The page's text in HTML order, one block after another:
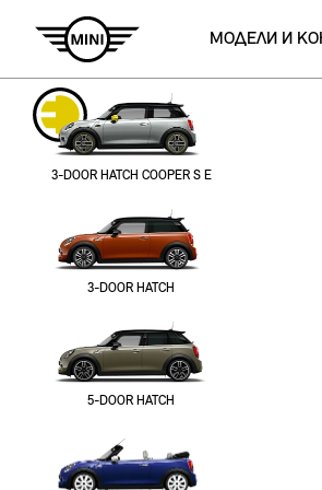
МОДЕЛИ И
3-DOOR HATCH COOPER S E
3-DOOR HATCH
5-DOOR HATCH